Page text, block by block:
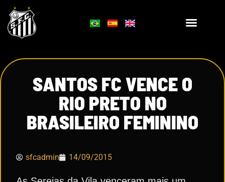
SANTOS FC VENCE O
RIO PRETO NO
BRASILEIRO FEMININO
sfcadmin 14/09/2015